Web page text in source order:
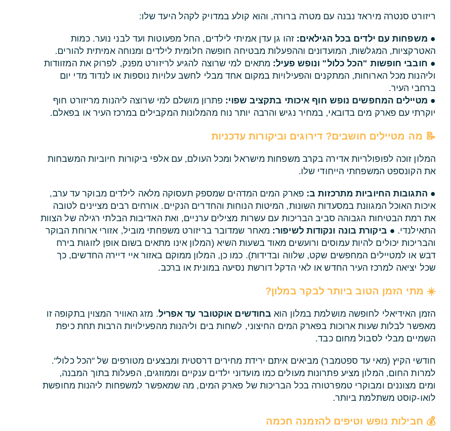
ריזורט סנטרה מיראז' נבנה עם מטרה ברורה, והוא קולע במדויק לקהל היעד שלו:
● משפחות עם ילדים בכל הגילאים: זהו גן עדן אמיתי לילדים, החל מפעוטות ועד לבני נוער. כמות
האטרקציות, המגלשות, המועדונים וההפעלות מבטיחה חופשה חלומית לילדים ומנוחה אמיתית להורים.
● חובבי חופשות "הכל כלול" ונופש פעיל: מתאים למי שרוצה להגיע לריזורט מפנק, לפרוק את המזוודות
וליהנות מכל הארוחות, המתקנים והפעילויות במקום אחד מבלי לחשב עלויות נוספות או לנדוד מדי יום
ברחבי העיר.
● מטיילים המחפשים נופש חוף איכותי בתקציב שפוי: פתרון מושלם למי שרוצה ליהנות מריזורט חוף
יוקרתי עם פארק מים בדובאי, במחיר נגיש והרבה יותר נוח מהמלונות המקבילים במרכז העיר או בפאלם.
📝 מה מטיילים חושבים? דירוגים וביקורות עדכניות
המלון זוכה לפופולריות אדירה בקרב משפחות מישראל ומכל העולם, עם אלפי ביקורות חיוביות המשבחות
את הקונספט המשפחתי הייחודי שלו.
● התגובות החיוביות מתרכזות ב: פארק המים המדהים שמספק תעסוקה מלאה לילדים מבוקר עד ערב,
איכות האוכל המגוונת במסעדות השונות, המיטות הנוחות והחדרים הנקיים. אורחים רבים מציינים לטובה
את רמת הבטיחות הגבוהה סביב הבריכות עם עשרות מצילים ערניים, ואת האדיבות הבלתי רגילה של הצוות
התאילנדי. ● ביקורת בונה ונקודות לשיפור: מאחר שמדובר בריזורט משפחתי מוביל, אזורי ארוחת הבוקר
והבריכות יכולים להיות עמוסים ורועשים מאוד בשעות השיא (המלון אינו מתאים בשום אופן לזוגות בירח
דבש או למטיילים המחפשים שקט, שלווה ובדידות). כמו כן, המלון ממוקם באזור איי דיירה החדשים, כך
שכל יציאה למרכז העיר החדש או לאי הדקל דורשת נסיעה במונית או ברכב.
☀️ מתי הזמן הטוב ביותר לבקר במלון?
הזמן האידיאלי לחופשה מושלמת במלון הוא בחודשים אוקטובר עד אפריל. מזג האוויר המצוין בתקופה זו
מאפשר לבלות שעות ארוכות בפארק המים החיצוני, לשחות בים וליהנות מהפעילויות הרבות תחת כיפת
השמיים מבלי לסבול מחום כבד.
חודשי הקיץ (מאי עד ספטמבר) מביאים איתם ירידת מחירים דרסטית ומבצעים מטורפים של "הכל כלול".
למרות החום, המלון מציע פתרונות מעולים כמו מועדוני ילדים ענקיים וממוזגים, הפעלות בתוך המבנה,
ומים מצוננים ומבוקרי טמפרטורה בכל הבריכות של פארק המים, מה שמאפשר למשפחות ליהנות מחופשת
לואו-קוסט משתלמת ביותר.
💰 חבילות נופש וטיפים להזמנה חכמה